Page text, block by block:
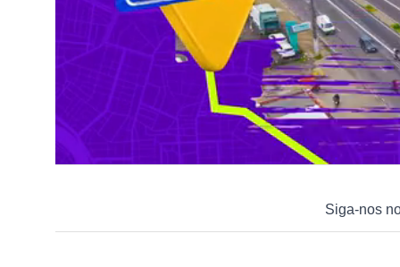
Siga-nos